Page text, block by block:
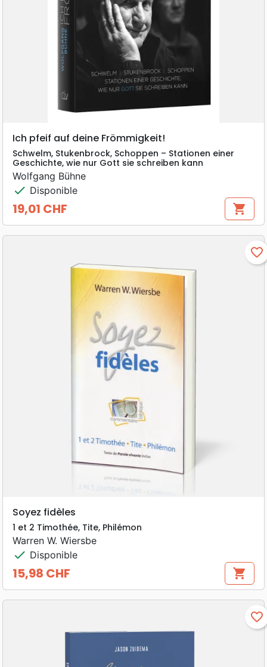
Ich pfeif auf deine Frömmigkeit!
Schwelm, Stukenbrock, Schoppen – Stationen einer
Geschichte, wie nur Gott sie schreiben kann
Wolfgang Bühne
check Disponible
Prix
19,01 CHF shopping_cart
favorite_border
Soyez fidèles
1 et 2 Timothée, Tite, Philémon
Warren W. Wiersbe
check Disponible
Prix
15,98 CHF shopping_cart
favorite_border